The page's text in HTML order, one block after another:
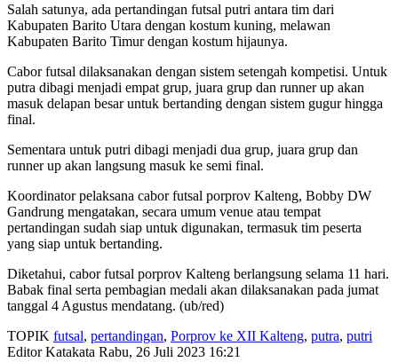
Salah satunya, ada pertandingan futsal putri antara tim dari
Kabupaten Barito Utara dengan kostum kuning, melawan
Kabupaten Barito Timur dengan kostum hijaunya.
Cabor futsal dilaksanakan dengan sistem setengah kompetisi. Untuk
putra dibagi menjadi empat grup, juara grup dan runner up akan
masuk delapan besar untuk bertanding dengan sistem gugur hingga
final.
Sementara untuk putri dibagi menjadi dua grup, juara grup dan
runner up akan langsung masuk ke semi final.
Koordinator pelaksana cabor futsal porprov Kalteng, Bobby DW
Gandrung mengatakan, secara umum venue atau tempat
pertandingan sudah siap untuk digunakan, termasuk tim peserta
yang siap untuk bertanding.
Diketahui, cabor futsal porprov Kalteng berlangsung selama 11 hari.
Babak final serta pembagian medali akan dilaksanakan pada jumat
tanggal 4 Agustus mendatang. (ub/red)
TOPIK futsal, pertandingan, Porprov ke XII Kalteng, putra, putri
Editor Katakata Rabu, 26 Juli 2023 16:21